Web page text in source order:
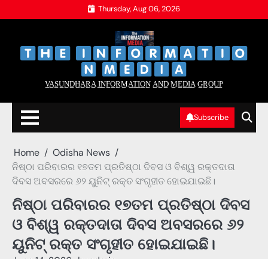
to
Thursday, Aug 06, 2026
V̲A̲S̲U̲N̲D̲H̲A̲R̲A̲ I̲N̲F̲O̲R̲M̲A̲T̲I̲O̲N̲ A̲N̲D̲ M̲E̲D̲I̲A̲ G̲R̲O̲U̲P̲
Subscribe
Home
Odisha News
ନିଷ୍ଠା ପରିବାରର ୧୭ତମ ପ୍ରତିଷ୍ଠା ଦିବସ ଓ ବିଶ୍ୱ ରକ୍ତଦାତା
ଦିବସ ଅବସରରେ ୬୨ ୟୁନିଟ୍ ରକ୍ତ ସଂଗୃହୀତ ହୋଇଯାଇଛି।
ନିଷ୍ଠା ପରିବାରର ୧୭ତମ ପ୍ରତିଷ୍ଠା ଦିବସ
ଓ ବିଶ୍ୱ ରକ୍ତଦାତା ଦିବସ ଅବସରରେ ୬୨
ୟୁନିଟ୍ ରକ୍ତ ସଂଗୃହୀତ ହୋଇଯାଇଛି।